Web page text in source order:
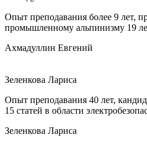
Опыт преподавания более 9 лет,
промышленному альпинизму 19
Ахмадуллин Евгений
Зеленкова Лариса
Опыт преподавания 40 лет,
15 статей в области
Зеленкова Лариса